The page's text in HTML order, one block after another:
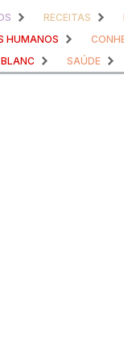
RECEITAS
HUMANOS
SAÚDE